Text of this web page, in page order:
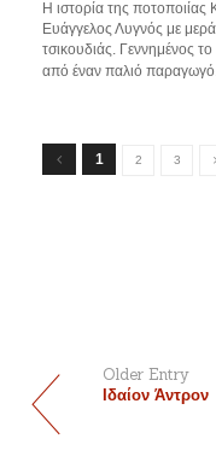
Η ιστορία της
Ευάγγελος Λυγνός με
τσικουδιάς. Γεννημένος
από έναν παλιό
1 2 3
Older Entry
Ιδαίον Άντρον